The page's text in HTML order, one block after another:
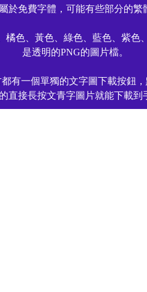
於免費字體，可能有些部分的繁
橘色、黃色、綠色、藍色、紫色
是透明的PNG的圖片檔。
有一個單獨的文字圖下載按鈕
直接長按文青字圖片就能下載到